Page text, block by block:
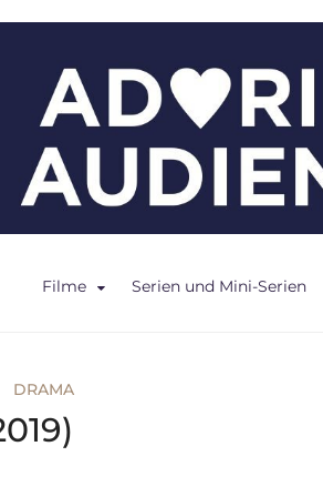
Filme Serien und Mini-Serien
DRAMA